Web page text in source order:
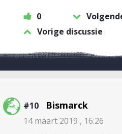
0
Vorige discussie
#10 Bismarck
14 maart 2019 , 16:26